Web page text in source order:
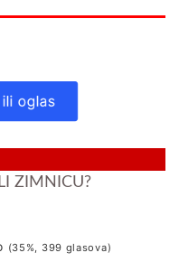
oglas
ZIMNICU?
(35%, 399 glasova)